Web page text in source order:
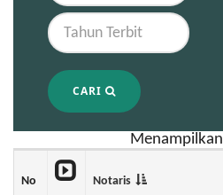
CARI
Menampilkan
No Notaris